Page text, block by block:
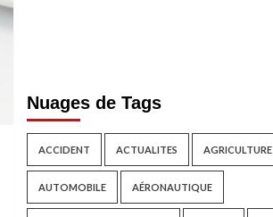
Nuages de Tags
ACCIDENT ACTUALITES AGRICULTURE
AUTOMOBILE AÉRONAUTIQUE